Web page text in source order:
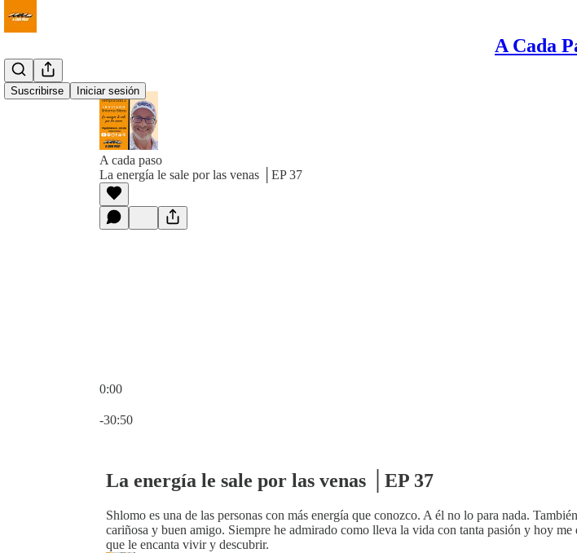
A Cada
Suscribirse Iniciar sesión
A cada paso
La energía le sale por las venas │EP 37
0:00
-30:50
La energía le sale por las venas │EP 37
Shlomo es una de las personas con más energía que conozco. A él no lo para nada.
cariñosa y buen amigo. Siempre he admirado como lleva la vida con tanta pasión y hoy me
que le encanta vivir y descubrir.